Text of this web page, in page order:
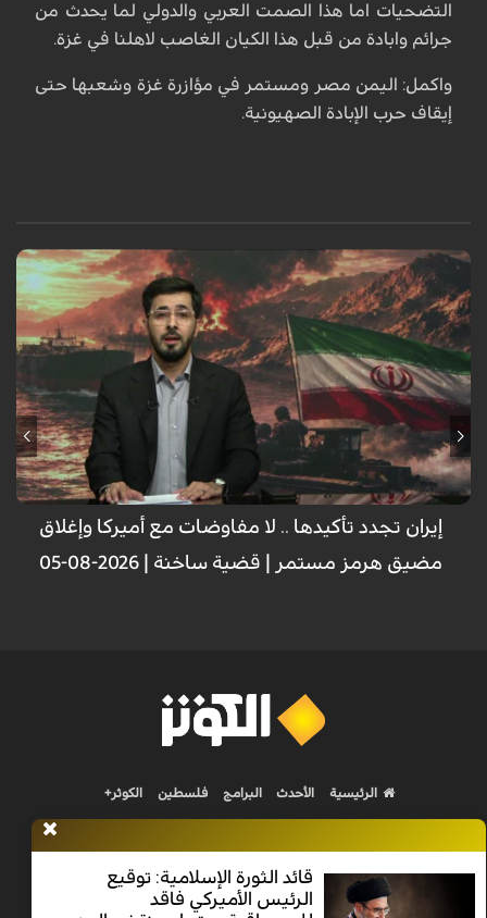
التضحيات اما هذا الصمت العربي والدولي لما يحدث من
جرائم وابادة من قبل هذا الكيان الغاصب لاهلنا في غزة.
واكمل: اليمن مصر ومستمر في مؤازرة غزة وشعبها حتى
إيقاف حرب الإبادة الصهيونية.
إيران تجدد تأكيدها .. لا مفاوضات مع أميركا وإغلاق
مضيق هرمز مستمر | قضية ساخنة | 2026-08-05
قائد الثورة الإسلامية: توقيع
الرئيس الأميركي فاقد
الرئيسية الأحدث البرامج فلسطين الكوثر+